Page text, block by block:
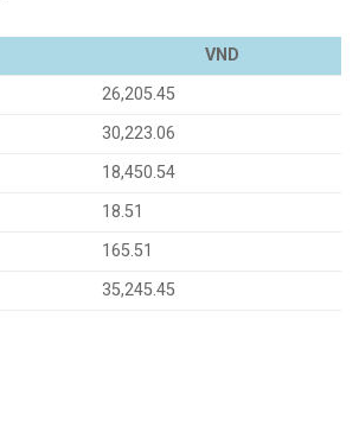
VND
26,205.45
30,223.06
18,450.54
18.51
165.51
35,245.45